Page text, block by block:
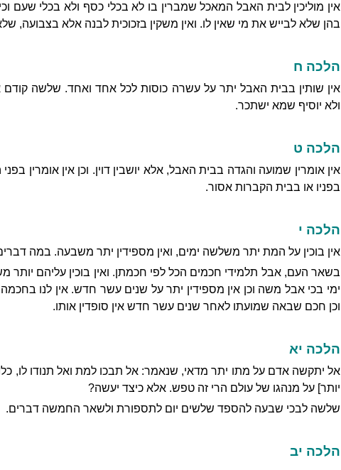
אין מוליכין לבית האבל המאכל שמברין בו לא בכלי כסף ולא בכלי שעם
בהן שלא לבייש את מי שאין לו. ואין משקין בזכוכית לבנה אלא בצבועה,
הלכה ח
אין שותין בבית האבל יתר על עשרה כוסות לכל אחד ואחד. שלשה
ולא יוסיף שמא ישתכר.
הלכה ט
אין אומרין שמועה והגדה בבית האבל, אלא יושבין דוין. וכן אין
בפניו או בבית הקברות אסור.
הלכה י
אין בוכין על המת יתר משלשה ימים, ואין מספידין יתר משבעה. במה
בשאר העם, אבל תלמידי חכמים הכל לפי חכמתן. ואין בוכין עליהם יותר
ימי בכי אבל משה וכן אין מספידין יתר על שנים עשר חדש. אין לנו
וכן חכם שבאה שמועתו לאחר שנים עשר חדש אין סופדין אותו.
הלכה יא
אל יתקשה אדם על מתו יתר מדאי, שנאמר: אל תבכו למת ואל תנודו לו,
יותר] על מנהגו של עולם הרי זה טפש. אלא כיצד יעשה?
שלשה לבכי שבעה להספד שלשים יום לתספורת ולשאר החמשה דברים.
הלכה יב